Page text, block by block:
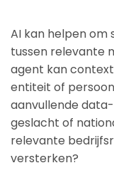
AI kan helpen om
tussen relevante
agent kan
entiteit of
aanvullende
geslacht of
relevante
versterken?